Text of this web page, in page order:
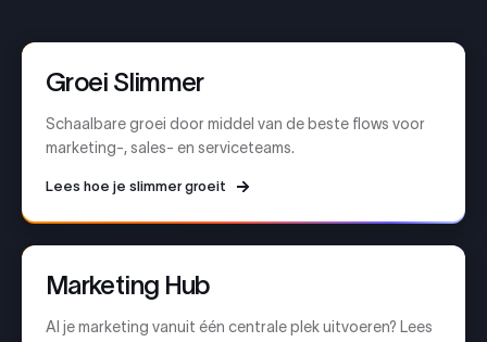
Groei Slimmer
Schaalbare groei door middel van de beste flows voor
marketing-, sales- en serviceteams.
Lees hoe je slimmer groeit
Marketing Hub
Al je marketing vanuit één centrale plek uitvoeren? Lees